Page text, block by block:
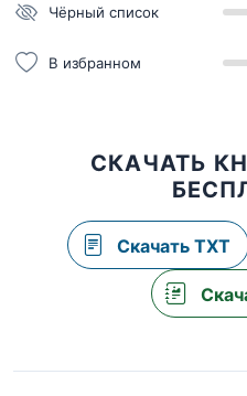
Чёрный список
В избранном
СКАЧАТЬ
Скачать TXT